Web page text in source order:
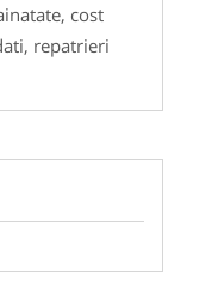
cost
repatrieri